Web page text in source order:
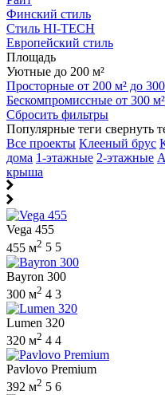
Финский стиль
Стиль HI-TECH
Европейский стиль
Площадь
Уютные до 200 м²
Просторные от 200 м² до
Бескомпромиссные от 300 м²
Сбросить фильтры
Популярные теги свернуть
Все проекты Клееный брус
дома 1-этажные 2-этажные
крыша
Vega 455
455 м2 5 5
Bayron 300
300 м2 4 3
Lumen 320
320 м2 4 4
Pavlovo Premium
392 м2 5 6